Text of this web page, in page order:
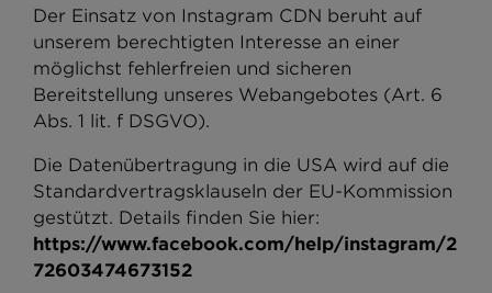
Der Einsatz von Instagram CDN beruht auf
unserem berechtigten Interesse an einer
möglichst fehlerfreien und sicheren
Bereitstellung unseres Webangebotes (Art. 6
Abs. 1 lit. f DSGVO).
Die Datenübertragung in die USA wird auf die
Standardvertragsklauseln der EU-Kommission
gestützt. Details finden Sie hier:
https://www.facebook.com/help/instagram/2
72603474673152